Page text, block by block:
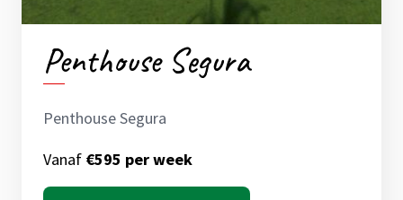
Penthouse Segura
Penthouse Segura
Vanaf €595 per week